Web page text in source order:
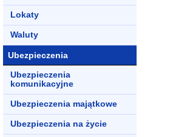
Lokaty
Waluty
Ubezpieczenia
Ubezpieczenia
komunikacyjne
Ubezpieczenia majątkowe
Ubezpieczenia na życie